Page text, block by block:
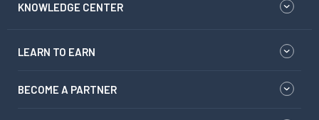
KNOWLEDGE CENTER
LEARN TO EARN
BECOME A PARTNER